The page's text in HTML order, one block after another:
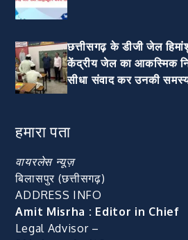
छत्तीसगढ़ के डीजी जेल
केंद्रीय जेल का आकस्मिक
सीधा संवाद कर उनकी
हमारा पता
वायरलेस न्यूज़
बिलासपुर (छत्तीसगढ़)
ADDRESS INFO
Amit Misrha : Editor in Chief
Legal Advisor –